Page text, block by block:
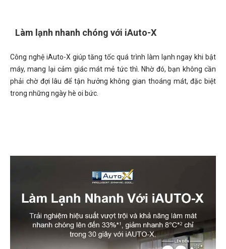
Làm lạnh nhanh chóng với iAuto-X
Công nghệ iAuto-X giúp tăng tốc quá trình làm lạnh ngay khi bật
máy, mang lại cảm giác mát mẻ tức thì. Nhờ đó, bạn không cần
phải chờ đợi lâu để tận hưởng không gian thoáng mát, đặc biệt
trong những ngày hè oi bức.